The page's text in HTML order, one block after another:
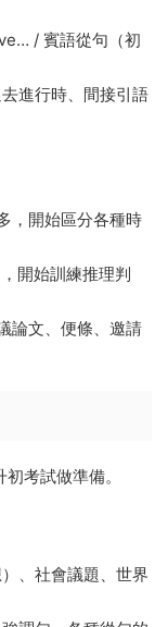
/ 賓語從句（初
進行時、間接引語
，開始區分各種時
開始訓練推理判
論文、便條、邀請
考試做準備。
、社會議題、世界